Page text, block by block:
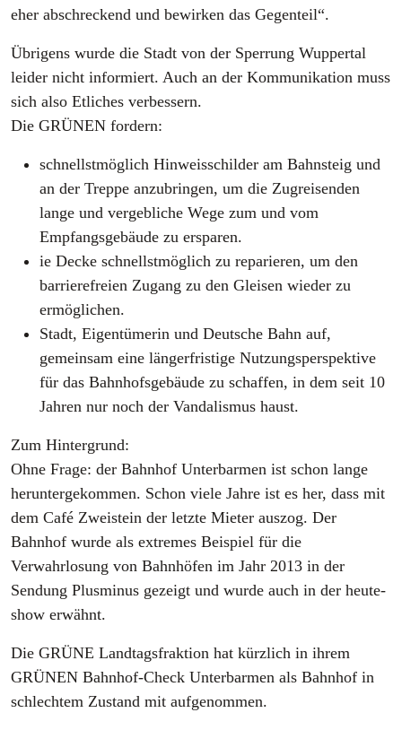
eher abschreckend und bewirken das Gegenteil“.
Übrigens wurde die Stadt von der Sperrung Wuppertal
leider nicht informiert. Auch an der Kommunikation muss
sich also Etliches verbessern.
Die GRÜNEN fordern:
schnellstmöglich Hinweisschilder am Bahnsteig und
an der Treppe anzubringen, um die Zugreisenden
lange und vergebliche Wege zum und vom
Empfangsgebäude zu ersparen.
ie Decke schnellstmöglich zu reparieren, um den
barrierefreien Zugang zu den Gleisen wieder zu
ermöglichen.
Stadt, Eigentümerin und Deutsche Bahn auf,
gemeinsam eine längerfristige Nutzungsperspektive
für das Bahnhofsgebäude zu schaffen, in dem seit 10
Jahren nur noch der Vandalismus haust.
Zum Hintergrund:
Ohne Frage: der Bahnhof Unterbarmen ist schon lange
heruntergekommen. Schon viele Jahre ist es her, dass mit
dem Café Zweistein der letzte Mieter auszog. Der
Bahnhof wurde als extremes Beispiel für die
Verwahrlosung von Bahnhöfen im Jahr 2013 in der
Sendung Plusminus gezeigt und wurde auch in der heute-
show erwähnt.
Die GRÜNE Landtagsfraktion hat kürzlich in ihrem
GRÜNEN Bahnhof-Check Unterbarmen als Bahnhof in
schlechtem Zustand mit aufgenommen.